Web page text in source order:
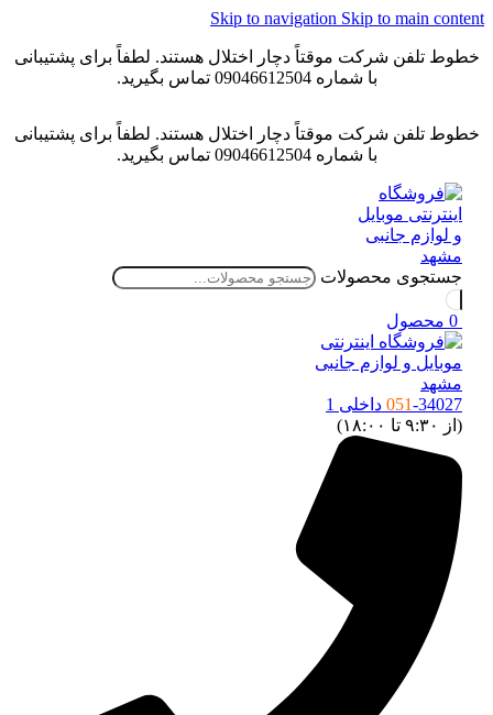
Skip to navigationSkip to main
خطوط تلفن شرکت موقتاً دچار اختلال هستند. لطفاً برای پشتیبانی
با شماره 09046612504 تماس بگیرید.
خطوط تلفن شرکت موقتاً دچار اختلال هستند. لطفاً برای پشتیبانی
با شماره 09046612504 تماس بگیرید.
جستجوی محصولات
محصول
051-34027 داخلی 1
(از ۹:۳۰ تا ۱۸:۰۰)